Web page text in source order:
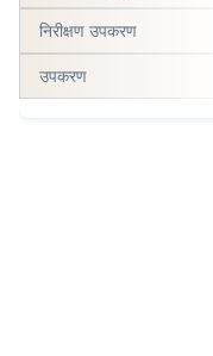
निरीक्षण उपकरण
उपकरण